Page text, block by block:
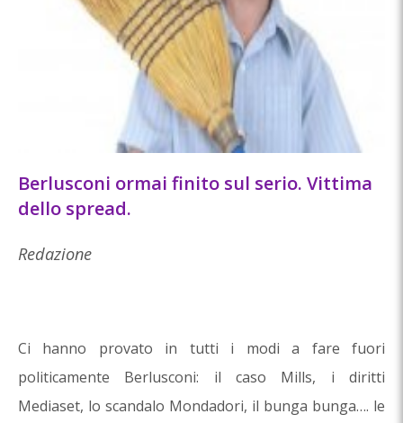
Berlusconi ormai finito sul serio. Vittima
dello spread.
Redazione
Ci hanno provato in tutti i modi a fare fuori
politicamente Berlusconi: il caso Mills, i diritti
Mediaset, lo scandalo Mondadori, il bunga bunga…. le